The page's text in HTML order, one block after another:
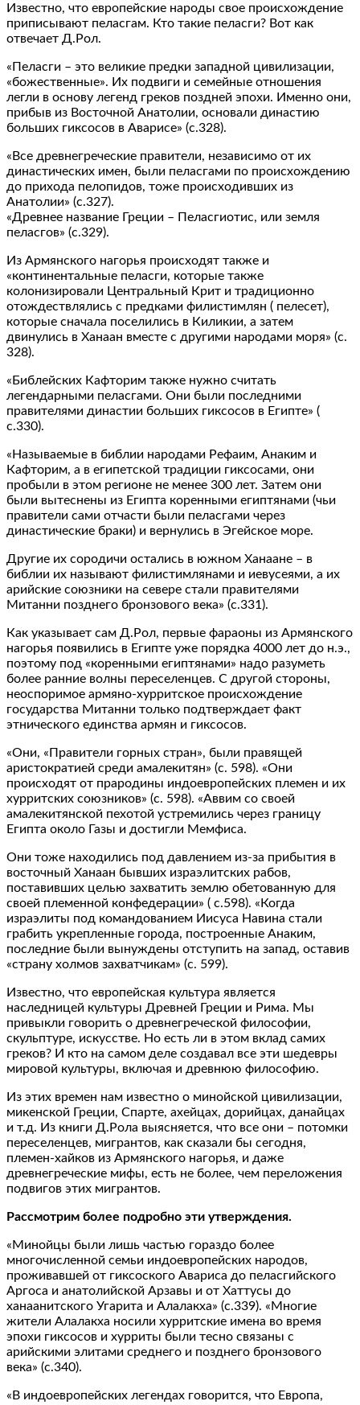
Известно, что европейские народы свое происхождение
приписывают пеласгам. Кто такие пеласги? Вот как
отвечает Д.Рол.
«Пеласги – это великие предки западной цивилизации,
«божественные». Их подвиги и семейные отношения
легли в основу легенд греков поздней эпохи. Именно они,
прибыв из Восточной Анатолии, основали династию
больших гиксосов в Аварисе» (с.328).
«Все древнегреческие правители, независимо от их
династических имен, были пеласгами по происхождению
до прихода пелопидов, тоже происходивших из
Анатолии» (с.327).
«Древнее название Греции – Пеласгиотис, или земля
пеласгов» (с.329).
Из Армянского нагорья происходят также и
«континентальные пеласги, которые также
колонизировали Центральный Крит и традиционно
отождествлялись с предками филистимлян ( пелесет),
которые сначала поселились в Киликии, а затем
двинулись в Ханаан вместе с другими народами моря» (с.
328).
«Библейских Кафторим также нужно считать
легендарными пеласгами. Они были последними
правителями династии больших гиксосов в Египте» (
с.330).
«Называемые в библии народами Рефаим, Анаким и
Кафторим, а в египетской традиции гиксосами, они
пробыли в этом регионе не менее 300 лет. Затем они
были вытеснены из Египта коренными египтянами (чьи
правители сами отчасти были пеласгами через
династические браки) и вернулись в Эгейское море.
Другие их сородичи остались в южном Ханаане – в
библии их называют филистимлянами и иевусеями, а их
арийские союзники на севере стали правителями
Митанни позднего бронзового века» (с.331).
Как указывает сам Д.Рол, первые фараоны из Армянского
нагорья появились в Египте уже порядка 4000 лет до н.э.,
поэтому под «коренными египтянами» надо разуметь
более ранние волны переселенцев. С другой стороны,
неоспоримое армяно-хурритское происхождение
государства Митанни только подтверждает факт
этнического единства армян и гиксосов.
«Они, «Правители горных стран», были правящей
аристократией среди амалекитян» (с. 598). «Они
происходят от прародины индоевропейских племен и их
хурритских союзников» (с. 598). «Аввим со своей
амалекитянской пехотой устремились через границу
Египта около Газы и достигли Мемфиса.
Они тоже находились под давлением из-за прибытия в
восточный Ханаан бывших израэлитских рабов,
поставивших целью захватить землю обетованную для
своей племенной конфедерации» ( с.598). «Когда
израэлиты под командованием Иисуса Навина стали
грабить укрепленные города, построенные Анаким,
последние были вынуждены отступить на запад, оставив
«страну холмов захватчикам» (с. 599).
Известно, что европейская культура является
наследницей культуры Древней Греции и Рима. Мы
привыкли говорить о древнегреческой философии,
скульптуре, искусстве. Но есть ли в этом вклад самих
греков? И кто на самом деле создавал все эти шедевры
мировой культуры, включая и древнюю философию.
Из этих времен нам известно о минойской цивилизации,
микенской Греции, Спарте, ахейцах, дорийцах, данайцах
и т.д. Из книги Д.Рола выясняется, что все они – потомки
переселенцев, мигрантов, как сказали бы сегодня,
племен-хайков из Армянского нагорья, и даже
древнегреческие мифы, есть не более, чем переложения
подвигов этих мигрантов.
Рассмотрим более подробно эти утверждения.
«Минойцы были лишь частью гораздо более
многочисленной семьи индоевропейских народов,
проживавшей от гиксоского Авариса до пеласгийского
Аргоса и анатолийской Арзавы и от Хаттусы до
ханаанитского Угарита и Алалакха» (с.339). «Многие
жители Алалакха носили хурритские имена во время
эпохи гиксосов и хурриты были тесно связаны с
арийскими элитами среднего и позднего бронзового
века» (с.340).
«В индоевропейских легендах говорится, что Европа,